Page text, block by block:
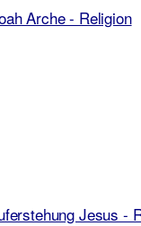
Arche - Religion
Jesus -